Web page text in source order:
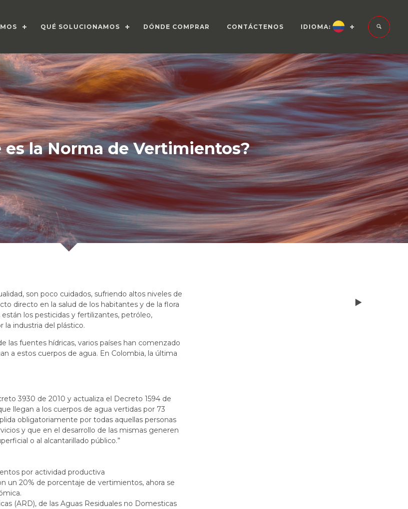
QUÉ SOLUCIONAMOS DÓNDE COMPRAR CONTÁCTENOS IDIOMA:
es la Norma de Vertimientos?
son poco cuidados, sufriendo altos niveles de
directo en la salud de los habitantes y de la flora
los pesticidas y fertilizantes, petróleo,
la industria del plástico.
las fuentes hídricas, varios países han comenzado
a estos cuerpos de agua. En Colombia, la última
3930 de 2010 y actualiza el Decreto 1594 de
llegan a los cuerpos de agua vertidas por 73
obligatoriamente por todas aquellas personas
y que en el desarrollo de las mismas generen
o al alcantarillado público.”
por actividad productiva
un 20% de porcentaje de vertimientos, ahora se
(ARD), de las Aguas Residuales no Domesticas